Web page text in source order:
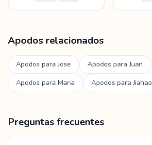
Apodos relacionados
Apodos paraJose Apodos paraJuan
Apodos para Maria Apodos paraJiahao
Preguntas frecuentes